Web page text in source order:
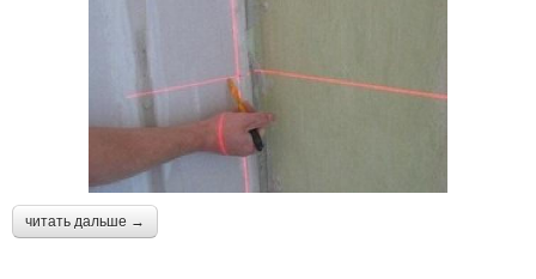
читать дальше →